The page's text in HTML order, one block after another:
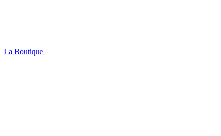
La Boutique